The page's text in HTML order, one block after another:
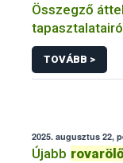
Összegző
TOVÁBB >
2025. augusztus 22,
Újabb rovarölő